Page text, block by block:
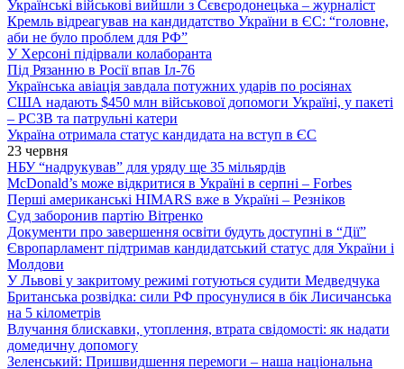
Українські військові вийшли з Сєвєродонецька – журналіст
Кремль відреагував на кандидатство України в ЄС: “головне,
аби не було проблем для РФ”
У Херсоні підірвали колаборанта
Під Рязанню в Росії впав Іл-76
Українська авіація завдала потужних ударів по росіянах
США надають $450 млн військової допомоги Україні, у пакеті
– РСЗВ та патрульні катери
Україна отримала статус кандидата на вступ в ЄС
23 червня
НБУ “надрукував” для уряду ще 35 мільярдів
McDonald’s може відкритися в Україні в серпні – Forbes
Перші американські HIMARS вже в Україні – Резніков
Суд заборонив партію Вітренко
Документи про завершення освіти будуть доступні в “Дії”
Європарламент підтримав кандидатський статус для України і
Молдови
У Львові у закритому режимі готуються судити Медведчука
Британська розвідка: сили РФ просунулися в бік Лисичанська
на 5 кілометрів
Влучання блискавки, утоплення, втрата свідомості: як надати
домедичну допомогу
Зеленський: Пришвидшення перемоги – наша національна